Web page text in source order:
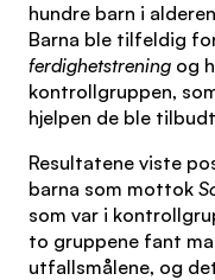
hundre barn i
Barna ble tilfeldig
ferdighetstrening og
kontrollgruppen,
hjelpen de ble
Resultatene viste
barna som mottok
som var i
to gruppene fant
utfallsmålene, og